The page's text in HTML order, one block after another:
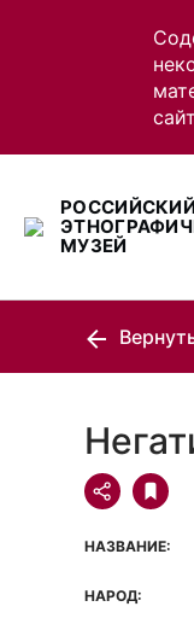
РОССИЙСКИЙ
МУЗЕЙ
НАЗВАНИЕ:
НАРОД: